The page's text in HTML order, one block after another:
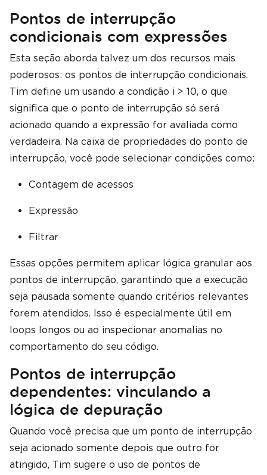
Pontos de interrupção
condicionais com expressões
Esta seção aborda talvez um dos recursos mais
poderosos: os pontos de interrupção condicionais.
Tim define um usando a condição i > 10, o que
significa que o ponto de interrupção só será
acionado quando a expressão for avaliada como
verdadeira. Na caixa de propriedades do ponto de
interrupção, você pode selecionar condições como:
Contagem de acessos
Expressão
Filtrar
Essas opções permitem aplicar lógica granular aos
pontos de interrupção, garantindo que a execução
seja pausada somente quando critérios relevantes
forem atendidos. Isso é especialmente útil em
loops longos ou ao inspecionar anomalias no
comportamento do seu código.
Pontos de interrupção
dependentes: vinculando a
lógica de depuração
Quando você precisa que um ponto de interrupção
seja acionado somente depois que outro for
atingido, Tim sugere o uso de pontos de